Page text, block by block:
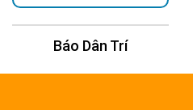
Báo Thanh Niên